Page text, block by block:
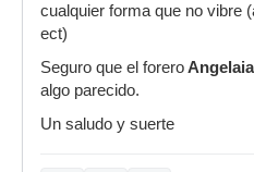
seguro que no
Los agujeros que
así?
cualquier forma que no vibre
ect)
Seguro que el foreroAngelaia
algo parecido.
Un saludo y suerte